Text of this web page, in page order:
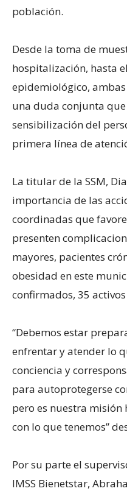
población.
Desde la toma de
hospitalización, hasta
epidemiológico,
una duda conjunta
sensibilización del
primera línea de
La titular de la SSM,
importancia de las
coordinadas que
presenten
mayores, pacientes
obesidad en este
confirmados, 35
“Debemos estar
enfrentar y atender lo
conciencia y
para autoprotegerse
pero es nuestra misión
con lo que tenemos”
Por su parte el
IMSS Bienetstar,